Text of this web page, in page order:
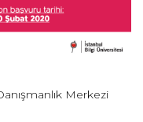
Merkezi